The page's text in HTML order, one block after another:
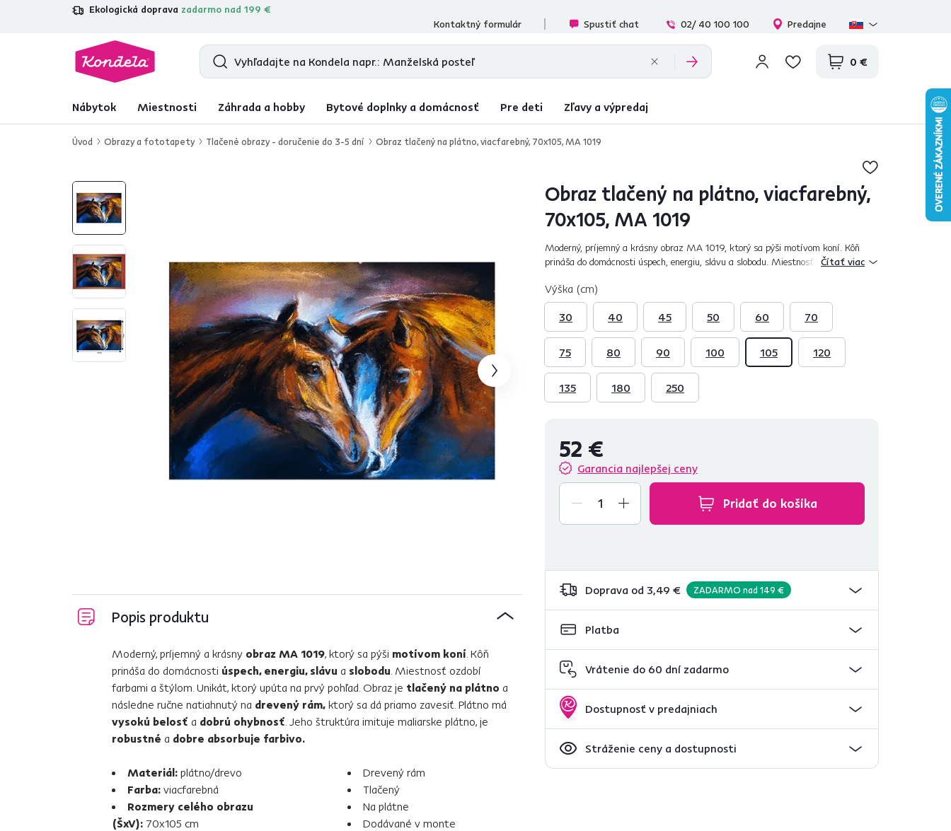
Ekologická doprava zadarmo nad 199 €
4,7 31 285overených produktových recenzií
Kontaktný formulár
Spustiť chat 02/ 40 100 100 Predajne
0 €
Nábytok Miestnosti Záhrada a hobby Bytové doplnky a domácnosť Pre deti Zľavy a výpredaj
Úvod Obrazy a fototapety Tlačené obrazy - doručenie do 3-5 dní Obraz tlačený na plátno, viacfarebný, 70x105, MA 1019
Obraz tlačený na plátno, viacfarebný,
70x105, MA 1019
Moderný, príjemný a krásny obraz MA 1019, ktorý sa pýši motívom koní. Kôň
prináša do domácnosti úspech, energiu, slávu a slobodu. Miestnosť ozdobí farbami
Čítať viac
Výška (cm)
30
40 45 50 60 70
75 80 90 100 105 120
135 180 250
52 €
Garancia najlepšej ceny
Pridať do košíka
Doprava od 3,49 € ZADARMO nad 149 €
Platba
Vrátenie do 60 dní zadarmo
Dostupnosť v predajniach
Stráženie ceny a dostupnosti
Popis produktu
Moderný, príjemný a krásny obraz MA 1019, ktorý sa pýši motívom koní . Kôň
prináša do domácnosti úspech, energiu, slávu a slobodu . Miestnosť ozdobí
farbami a štýlom. Unikát, ktorý upúta na prvý pohľad. Obraz je tlačený na plátno a
následne ručne natiahnutý na drevený rám, ktorý sa dá priamo zavesiť. Plátno má
vysokú belosť a dobrú ohybnosť . Jeho štruktúra imituje maliarske plátno, je
robustné a dobre absorbuje farbivo.
Materiál: plátno/drevo
Farba: viacfarebná
Rozmery celého obrazu
(ŠxV): 70x105 cm
Drevený rám
Tlačený
Na plátne
Dodávané v monte